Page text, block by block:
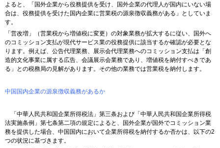
よると、「国外企業から役務提供を受け、国外企業の代理人が国内にいない場
合は、役務提供を受けた国内企業に営業税の源泉徴収義務がある」としていま
す。
「営改増」（営業税から増値税に変更）の対象業務が拡大するに従い、国外へ
のコミッション支払が現代サービス業の役務提供に該当するか確認が必要とな
ります。例えば、公告代理業務、展示会代理業務へのコミッション支払は「創
造的文化事業に属する広告、会議展示会業務であり、増値税を納付すべきであ
る」との税務局の見解があります。その他の業務では営業税を納付します。
中国国内企業の源泉徴収義務があるか
「中華人民共和国企業所得税法」第三条および「中華人民共和国企業所得税
法実施条例」第七条第二項の規定によると、国外企業が国外でコミッション業
務を提供した場合、中国国内において企業所得税を納付するか否かは、以下の2
つの状況に基づきます。